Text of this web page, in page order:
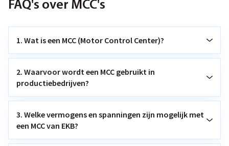
FAQ's over MCC's
1. Wat is een MCC (Motor Control Center)?
2. Waarvoor wordt een MCC gebruikt in
productiebedrijven?
3. Welke vermogens en spanningen zijn mogelijk met
een MCC van EKB?